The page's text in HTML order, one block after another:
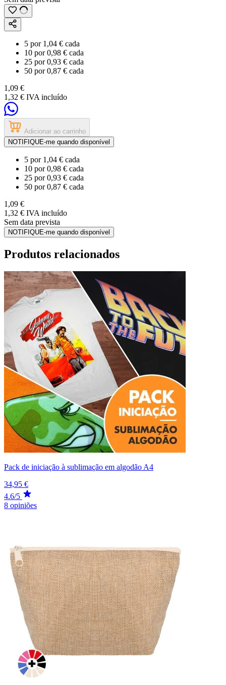
5 por 1,04 € cada
10 por0,98 € cada
25 por0,93 € cada
50 por0,87 € cada
1,09 €
1,32 € IVA incluído
Adicionar ao carrinho
NOTIFIQUE-me quando disponível
5 por 1,04 € cada
10 por0,98 € cada
25 por0,93 € cada
50 por0,87 € cada
1,09 €
1,32 € IVA incluído
Sem data prevista
NOTIFIQUE-me quando disponível
Produtos relacionados
Pack de iniciação à sublimação em algodão A4
34,95 €
4.6/5
8 opiniões